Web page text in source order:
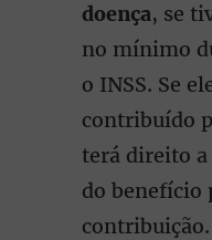
doença, se
no mínimo
o INSS. Se
contribuído
terá direito
do benefício
contribuição.